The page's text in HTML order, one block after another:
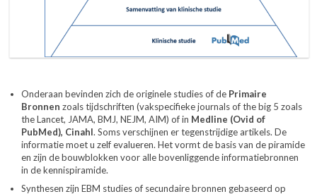
Onderaan bevinden zich de originele studies of de Primaire
Bronnen zoals tijdschriften (vakspecifieke journals of the big 5 zoals
the Lancet, JAMA, BMJ, NEJM, AIM) of in Medline (Ovid of
PubMed), Cinahl. Soms verschijnen er tegenstrijdige artikels. De
informatie moet u zelf evalueren. Het vormt de basis van de piramide
en zijn de bouwblokken voor alle bovenliggende informatiebronnen
in de kennispiramide.
Synthesen zijn EBM studies of secundaire bronnen gebaseerd op